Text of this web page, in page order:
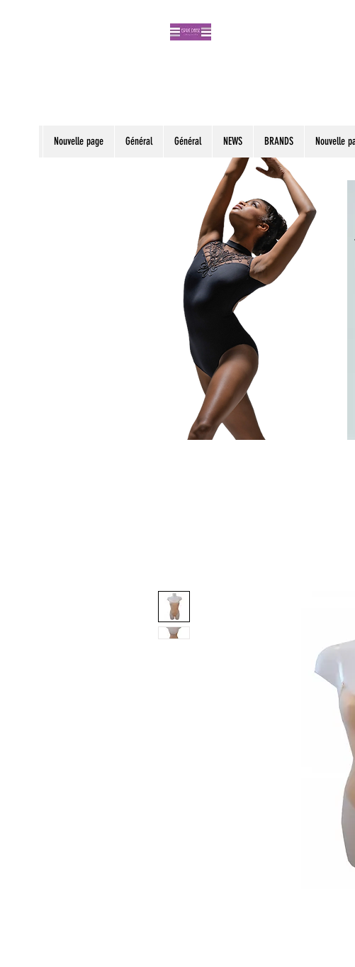
Nouvelle page Général Général NEWS BRANDS Nouvelle